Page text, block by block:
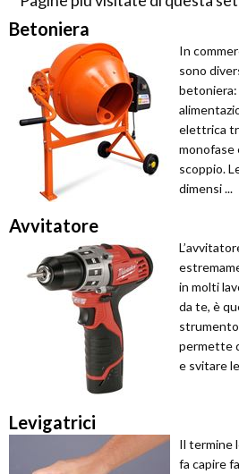
Betoniera
In
sono
betoniera:
elettrica
monofase
scoppio.
dimensi ...
Avvitatore
in molti
da te, è
permette
e svitare
Levigatrici
Il termine
fa capire